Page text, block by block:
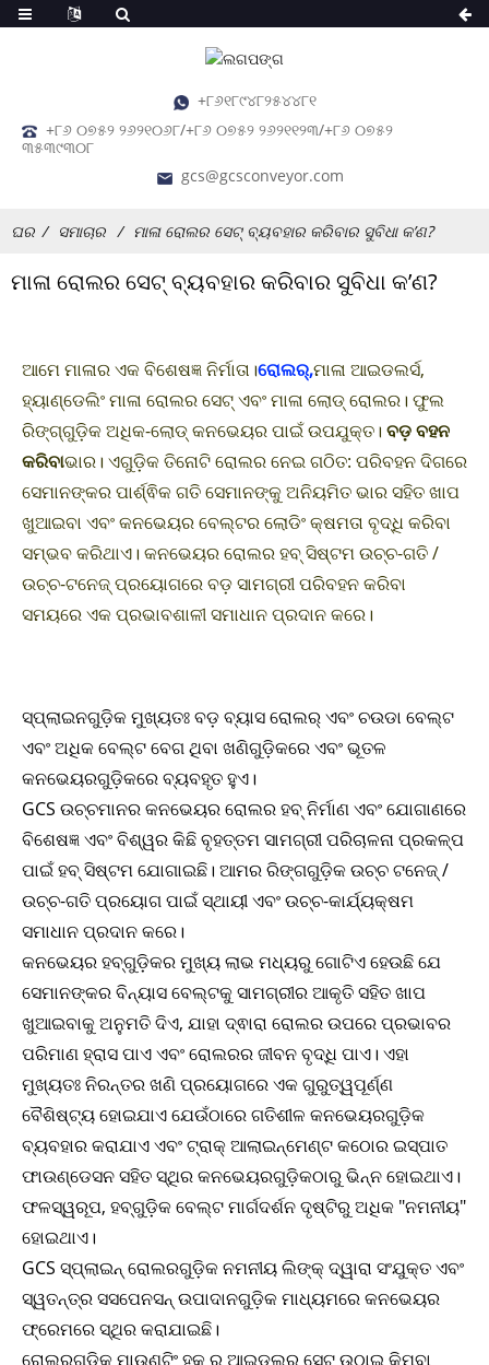
+୮୬୧୮୯୪୮୨୫୪୪୮୧
+୮୬ ୦୭୫୨ ୨୬୨୧୦୬୮/+୮୬ ୦୭୫୨ ୨୬୨୧୧୨୩/+୮୬ ୦୭୫୨
୩୫୩୯୩୦୮
gcs@gcsconveyor.com
ଘର ସମାଚାର ମାଳା ରୋଲର ସେଟ୍ ବ୍ୟବହାର କରିବାର ସୁବିଧା କ’ଣ?
ମାଳା ରୋଲର ସେଟ୍ ବ୍ୟବହାର କରିବାର ସୁବିଧା କ’ଣ?
ଆମେ ମାଳାର ଏକ ବିଶେଷଜ୍ଞ ନିର୍ମାତା।ରୋଲର୍,ମାଳା ଆଇଡଲର୍ସ,
ହ୍ୟାଣ୍ଡେଲିଂ ମାଳା ରୋଲର ସେଟ୍ ଏବଂ ମାଳା ଲୋଡ୍ ରୋଲର। ଫୁଲ
ରିଙ୍ଗ୍ଗୁଡ଼ିକ ଅଧିକ-ଲୋଡ୍ କନଭେୟର ପାଇଁ ଉପଯୁକ୍ତ। ବଡ଼ ବହନ
କରିବାଭାର। ଏଗୁଡ଼ିକ ତିନୋଟି ରୋଲର ନେଇ ଗଠିତ: ପରିବହନ ଦିଗରେ
ସେମାନଙ୍କର ପାର୍ଶ୍ଵିକ ଗତି ସେମାନଙ୍କୁ ଅନିୟମିତ ଭାର ସହିତ ଖାପ
ଖୁଆଇବା ଏବଂ କନଭେୟର ବେଲ୍ଟର ଲୋଡିଂ କ୍ଷମତା ବୃଦ୍ଧି କରିବା
ସମ୍ଭବ କରିଥାଏ। କନଭେୟର ରୋଲର ହବ୍ ସିଷ୍ଟମ ଉଚ୍ଚ-ଗତି /
ଉଚ୍ଚ-ଟନେଜ୍ ପ୍ରୟୋଗରେ ବଡ଼ ସାମଗ୍ରୀ ପରିବହନ କରିବା
ସମୟରେ ଏକ ପ୍ରଭାବଶାଳୀ ସମାଧାନ ପ୍ରଦାନ କରେ।
ସ୍ପ୍ଲାଇନଗୁଡ଼ିକ ମୁଖ୍ୟତଃ ବଡ଼ ବ୍ୟାସ ରୋଲର୍ ଏବଂ ଚଉଡା ବେଲ୍ଟ
ଏବଂ ଅଧିକ ବେଲ୍ଟ ବେଗ ଥିବା ଖଣିଗୁଡ଼ିକରେ ଏବଂ ଭୂତଳ
କନଭେୟରଗୁଡ଼ିକରେ ବ୍ୟବହୃତ ହୁଏ।
GCS ଉଚ୍ଚମାନର କନଭେୟର ରୋଲର ହବ୍ ନିର୍ମାଣ ଏବଂ ଯୋଗାଣରେ
ବିଶେଷଜ୍ଞ ଏବଂ ବିଶ୍ୱର କିଛି ବୃହତ୍ତମ ସାମଗ୍ରୀ ପରିଚାଳନା ପ୍ରକଳ୍ପ
ପାଇଁ ହବ୍ ସିଷ୍ଟମ ଯୋଗାଇଛି। ଆମର ରିଙ୍ଗଗୁଡ଼ିକ ଉଚ୍ଚ ଟନେଜ୍ /
ଉଚ୍ଚ-ଗତି ପ୍ରୟୋଗ ପାଇଁ ସ୍ଥାୟୀ ଏବଂ ଉଚ୍ଚ-କାର୍ଯ୍ୟକ୍ଷମ
ସମାଧାନ ପ୍ରଦାନ କରେ।
କନଭେୟର ହବ୍‌ଗୁଡ଼ିକର ମୁଖ୍ୟ ଲାଭ ମଧ୍ୟରୁ ଗୋଟିଏ ହେଉଛି ଯେ
ସେମାନଙ୍କର ବିନ୍ୟାସ ବେଲ୍ଟକୁ ସାମଗ୍ରୀର ଆକୃତି ସହିତ ଖାପ
ଖୁଆଇବାକୁ ଅନୁମତି ଦିଏ, ଯାହା ଦ୍ଵାରା ରୋଲର ଉପରେ ପ୍ରଭାବର
ପରିମାଣ ହ୍ରାସ ପାଏ ଏବଂ ରୋଲରର ଜୀବନ ବୃଦ୍ଧି ପାଏ। ଏହା
ମୁଖ୍ୟତଃ ନିରନ୍ତର ଖଣି ପ୍ରୟୋଗରେ ଏକ ଗୁରୁତ୍ୱପୂର୍ଣ୍ଣ
ବୈଶିଷ୍ଟ୍ୟ ହୋଇଯାଏ ଯେଉଁଠାରେ ଗତିଶୀଳ କନଭେୟରଗୁଡ଼ିକ
ବ୍ୟବହାର କରାଯାଏ ଏବଂ ଟ୍ରାକ୍ ଆଲାଇନ୍ମେଣ୍ଟ କଠୋର ଇସ୍ପାତ
ଫାଉଣ୍ଡେସନ ସହିତ ସ୍ଥିର କନଭେୟରଗୁଡ଼ିକଠାରୁ ଭିନ୍ନ ହୋଇଥାଏ।
ଫଳସ୍ୱରୂପ, ହବ୍‌ଗୁଡ଼ିକ ବେଲ୍ଟ ମାର୍ଗଦର୍ଶନ ଦୃଷ୍ଟିରୁ ଅଧିକ "ନମନୀୟ"
ହୋଇଥାଏ।
GCS ସ୍ପ୍ଲାଇନ୍ ରୋଲରଗୁଡ଼ିକ ନମନୀୟ ଲିଙ୍କ୍ ଦ୍ୱାରା ସଂଯୁକ୍ତ ଏବଂ
ସ୍ୱତନ୍ତ୍ର ସସପେନସନ୍ ଉପାଦାନଗୁଡ଼ିକ ମାଧ୍ୟମରେ କନଭେୟର
ଫ୍ରେମରେ ସ୍ଥିର କରାଯାଇଛି।
ରୋଲରଗୁଡ଼ିକୁ ମାଉଣ୍ଟିଂ ହୁକ୍ ରୁ ଆଇଡଲର୍ ସେଟ୍ ଉଠାଇ କିମ୍ବା